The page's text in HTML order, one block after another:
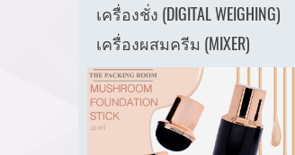
เครื่องชั่ง (DIGITAL WEIGHING)
เครื่องผสมครีม (MIXER)